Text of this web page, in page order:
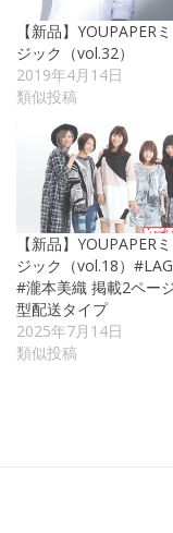
【新品】YOUPAPER
ジック（vol.32）
2019年4月14日
類似投稿
【新品】YOUPAPER
ジック（vol.18）
#瀧本美織 掲載2ペー
型配送タイプ
2025年7月14日
類似投稿